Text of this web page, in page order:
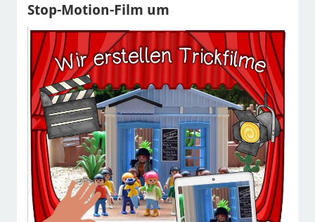
Stop-Motion-Film um